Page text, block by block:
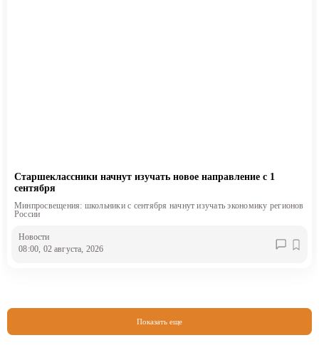
Старшеклассники начнут изучать новое направление с 1
сентября
Минпросвещения: школьники с сентября начнут изучать экономику регионов
России
Новости
08:00, 02 августа, 2026
Показать еще